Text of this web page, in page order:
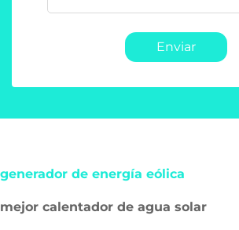
Enviar
generador de energía eólica
mejor calentador de agua solar